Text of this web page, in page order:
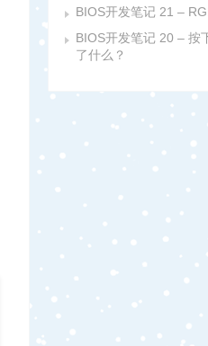
BIOS开发笔记 21 –
BIOS开发笔记 20 – 按
了什么？